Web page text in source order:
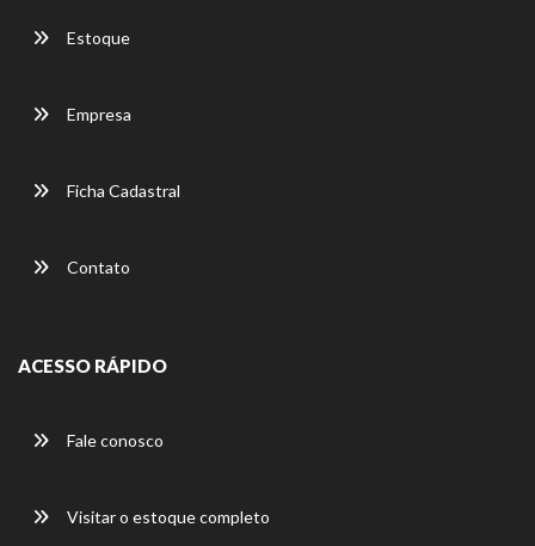
Estoque
Empresa
Ficha Cadastral
Contato
ACESSO RÁPIDO
Fale conosco
Visitar o estoque completo